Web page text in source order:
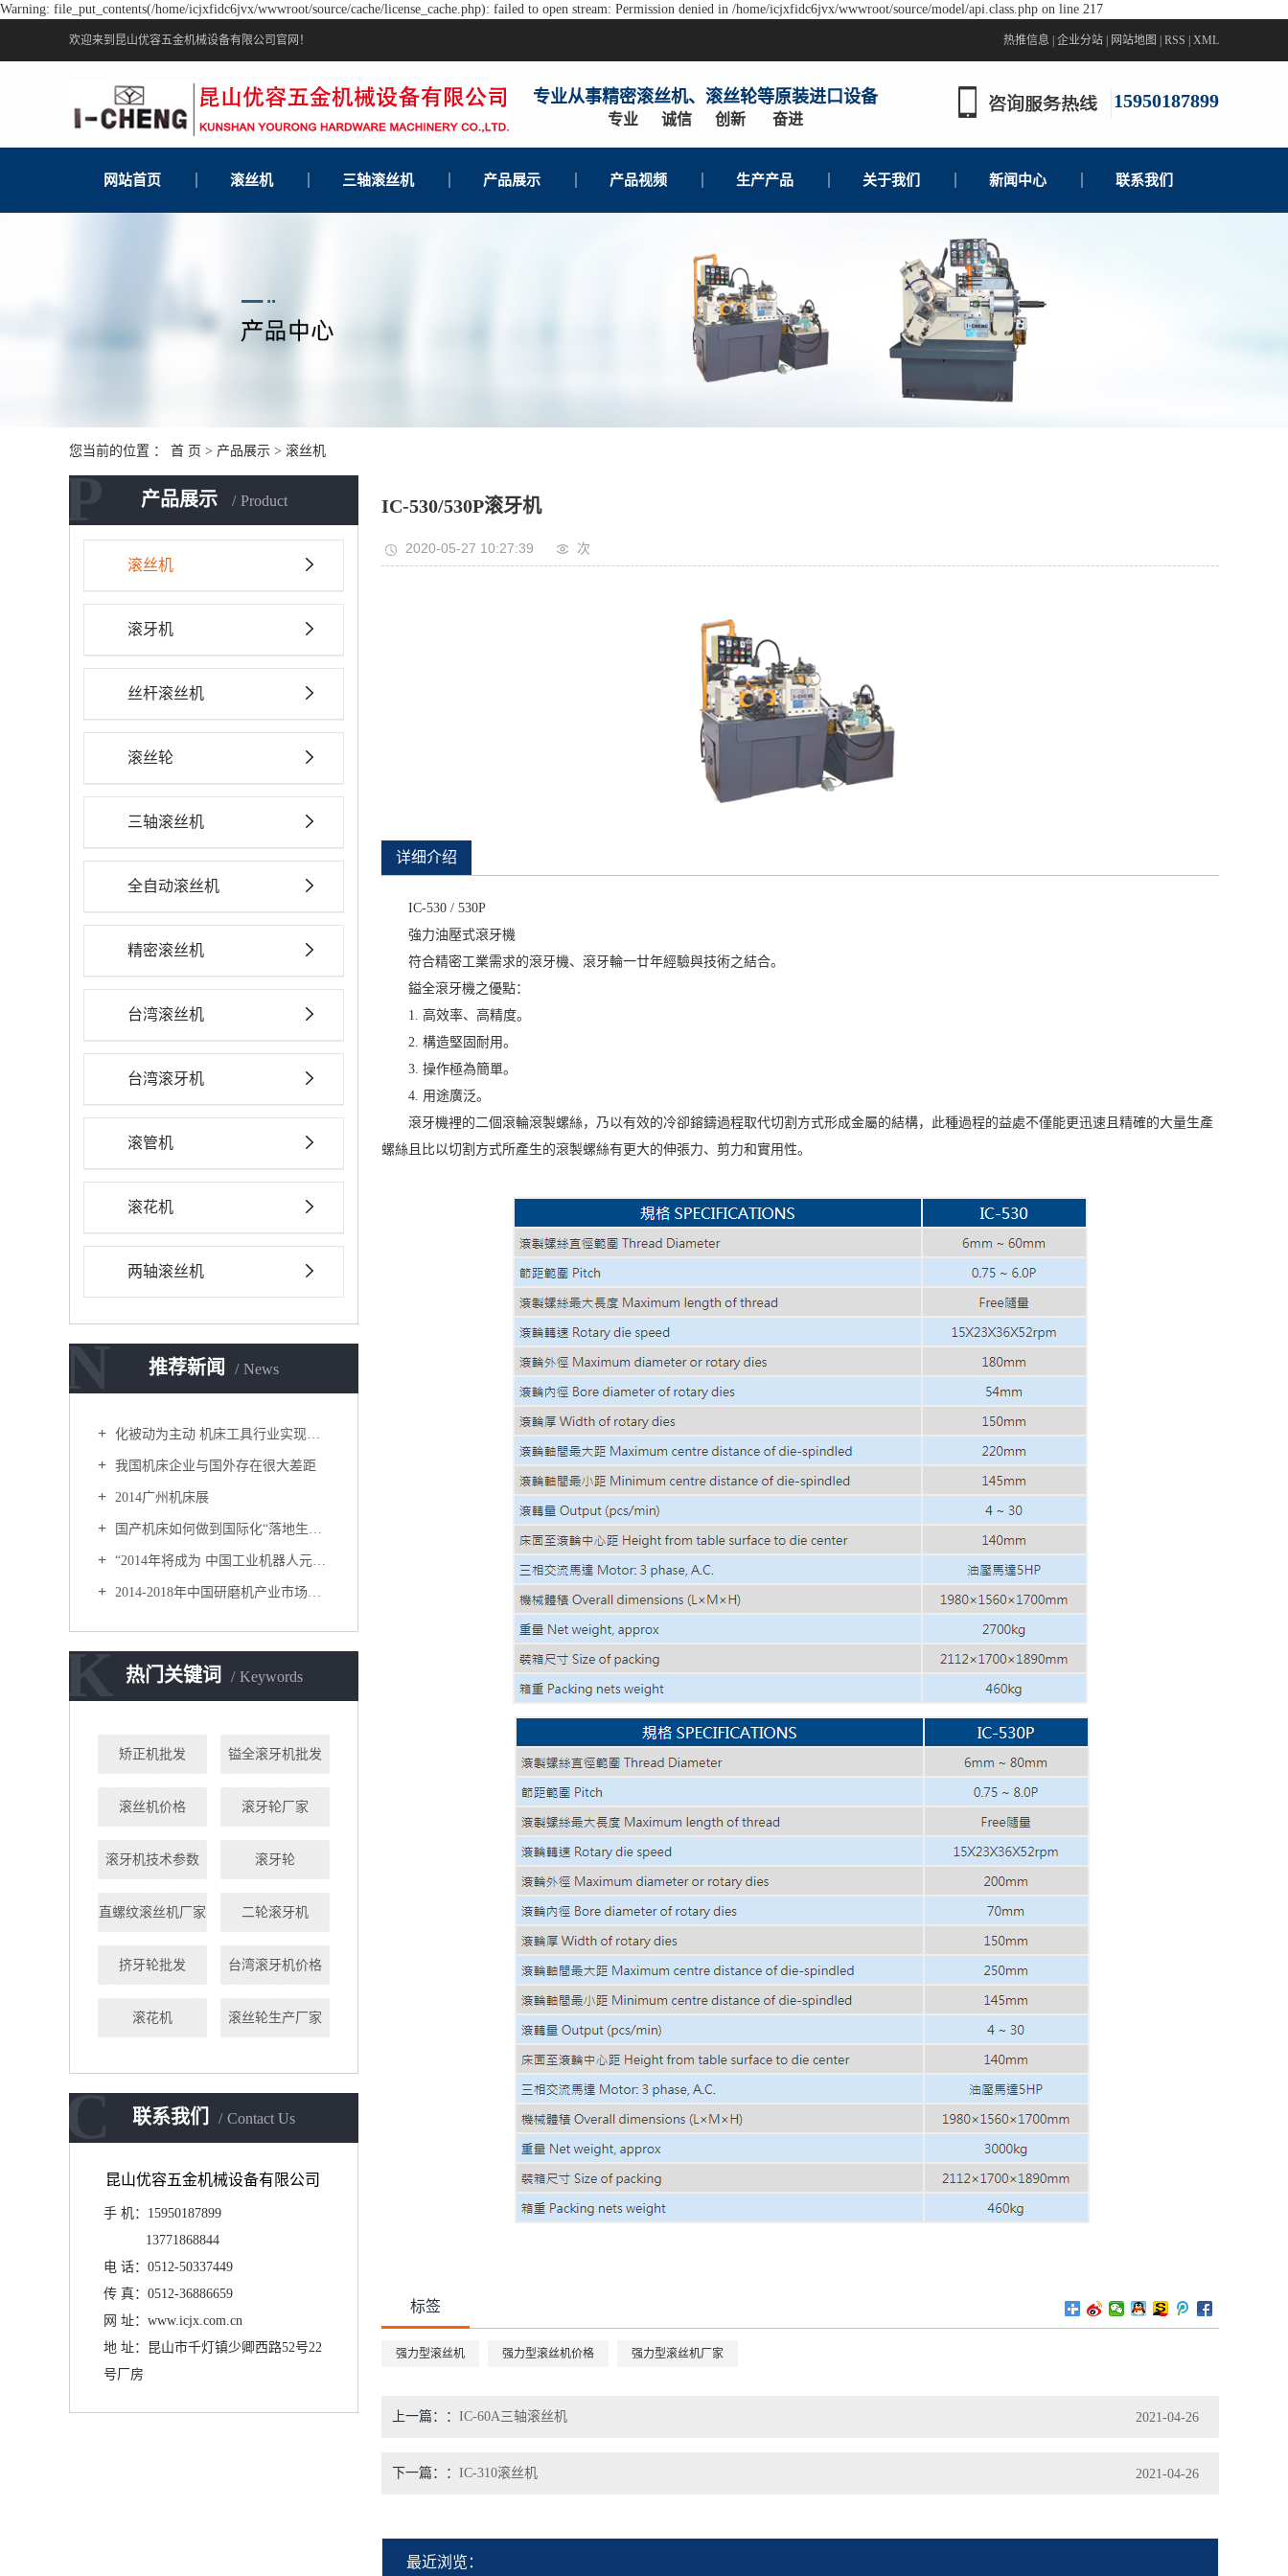
Warning: file_put_contents(/home/icjxfidc6jvx/wwwroot/source/cache/license_cache.php): failed to open stream: Permission denied in /home/icjxfidc6jvx/wwwroot/source/model/api.class.php on line 217
欢迎来到昆山优容五金机械设备有限公司官网！ 热推信息 企业分站 网站地图 RSS XML
专业从事精密滚丝机、滚丝轮等原装进口设备
专业 诚信 创新 奋进
15950187899
网站首页 滚丝机 三轴滚丝机 产品展示 产品视频 生产产品 关于我们 新闻中心 联系我们
您当前的位置 ： 首 页 > 产品展示 > 滚丝机
产品展示 Product
P
滚丝机
滚牙机
丝杆滚丝机
滚丝轮
三轴滚丝机
全自动滚丝机
精密滚丝机
台湾滚丝机
台湾滚牙机
滚管机
滚花机
两轴滚丝机
推荐新闻 News
N
化被动为主动 机床工具行业实现新突破
我国机床企业与国外存在很大差距
2014广州机床展
国产机床如何做到国际化“落地生根”？
“2014年将成为 中国工业机器人元年”
2014-2018年中国研磨机产业市场供需分析及投资潜力研究咨询报告
热门关键词 Keywords
K
矫正机批发 镒全滚牙机批发
滚丝机价格 滚牙轮厂家
滚牙机技术参数 滚牙轮
直螺纹滚丝机厂家 二轮滚牙机
挤牙轮批发 台湾滚牙机价格
滚花机 滚丝轮生产厂家
联系我们 Contact Us
C
昆山优容五金机械设备有限公司
手 机：15950187899
13771868844
电 话：0512-50337449
传 真： 0512-36886659
网 址：www.icjx.com.cn
地 址：昆山市千灯镇少卿西路52号22
号厂房
IC-530/530P滚牙机
2020-05-27 10:27:39 次
详细介绍
IC-530 / 530P
強力油壓式滾牙機
符合精密工業需求的滾牙機、滾牙輪一廿年經驗與技術之結合。
鎰全滾牙機之優點：
1. 高效率、高精度。
2. 構造堅固耐用。
3. 操作極為簡單。
4. 用途廣泛。
滾牙機裡的二個滾輪滾製螺絲，乃以有效的冷卻鎔鑄過程取代切割方式形成金屬的結構，此種過程的益處不僅能更迅速且精確的大量生產
螺絲且比以切割方式所產生的滾製螺絲有更大的伸張力、剪力和實用性。
标签
强力型滚丝机 强力型滚丝机价格 强力型滚丝机厂家
上一篇： IC-60A三轴滚丝机 2021-04-26
下一篇： IC-310滚丝机 2021-04-26
最近浏览：